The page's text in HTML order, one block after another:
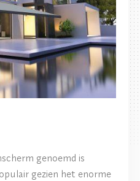
genoemd is
gezien het enorme